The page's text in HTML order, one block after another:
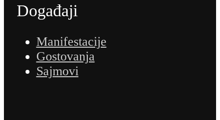
Događaji
Manifestacije
Gostovanja
Sajmovi